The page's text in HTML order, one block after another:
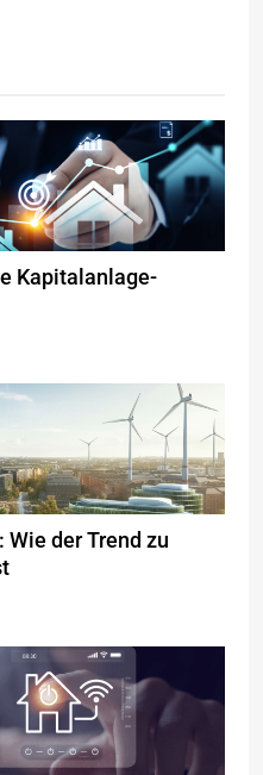
Kapitalanlage-
der Trend zu